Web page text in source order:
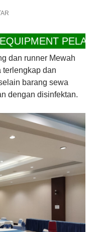
PELAYANAN
dan runner Mewah
terlengkap dan
barang sewa
dengan disinfektan.